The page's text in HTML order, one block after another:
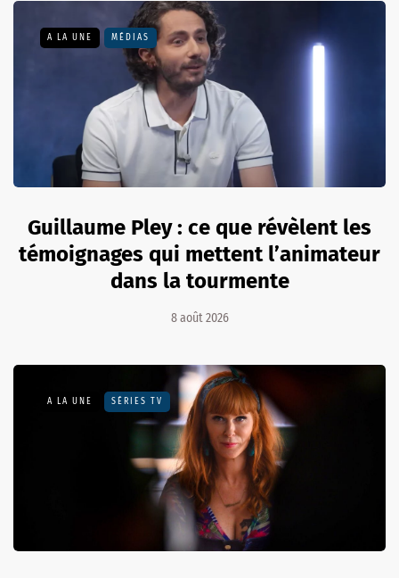
A LA UNE MÉDIAS
Guillaume Pley : ce que révèlent les
témoignages qui mettent l’animateur
dans la tourmente
8 août 2026
A LA UNE SÉRIES TV